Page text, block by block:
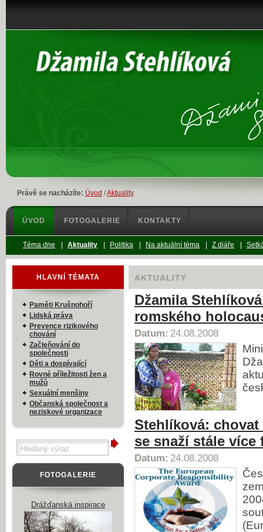
Právě se nacházíte: Úvod /Aktuality
AKTUALITY
Džamila
romského
Datum: 24.08.2008
Stehlíková:
se snaží stále více
Datum: 24.08.2008
HLAVNÍ TÉMATA
Paměti Krušnohoří
Lidská práva
Prevence rizikového
chování
Začleňování do
společnosti
Děti a dospívající
Rovné příležitosti žen a
mužů
Sexuální menšiny
Občanská společnost a
neziskové organizace
FOTOGALERIE
Drážďanská inspirace
ÚVOD FOTOGALERIE KONTAKTY
Téma dne Aktuality Politika Na aktuální téma Z diáře